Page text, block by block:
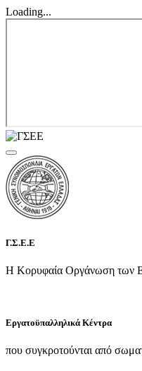
Loading...
Γ.Σ.Ε.Ε
Η Κορυφαία Οργάνωση των
Εργατοϋπαλληλικά Κέντρα
που συγκροτούνται από